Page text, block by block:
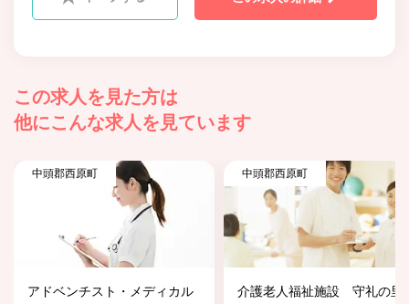
この求人を見た方は
他にこんな求人を見ています
中頭郡西原町
アドベンチスト・メディカル
中頭郡西原町
介護老人福祉施設 守礼の里